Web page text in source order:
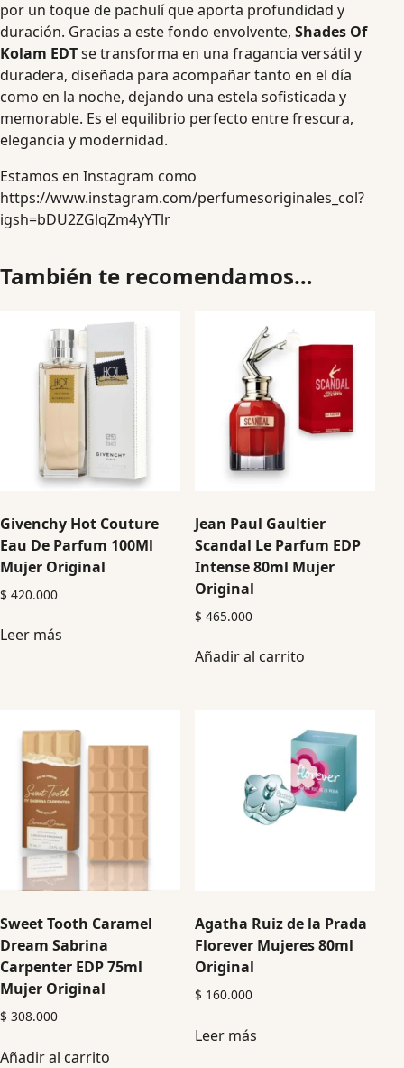
por un toque de pachulí que aporta profundidad y
duración. Gracias a este fondo envolvente, Shades Of
Kolam EDTse transforma en una fragancia versátil y
duradera, diseñada para acompañar tanto en el día
como en la noche, dejando una estela sofisticada y
memorable. Es el equilibrio perfecto entre frescura,
elegancia y modernidad.
Estamos en Instagram como
https://www.instagram.com/perfumesoriginales_col?
igsh=bDU2ZGlqZm4yYTlr
También te recomendamos…
Givenchy Hot Couture
Eau De Parfum 100Ml
Mujer Original
$ 420.000
Leer más
Jean Paul Gaultier
Scandal Le Parfum EDP
Intense 80ml Mujer
Original
$ 465.000
Añadir al carrito
Sweet Tooth Caramel
Dream Sabrina
Carpenter EDP 75ml
Mujer Original
$ 308.000
Añadir al carrito
Agatha Ruiz de la Prada
Florever Mujeres 80ml
Original
$ 160.000
Leer más